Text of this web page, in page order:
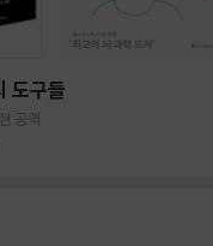
도구들
공역